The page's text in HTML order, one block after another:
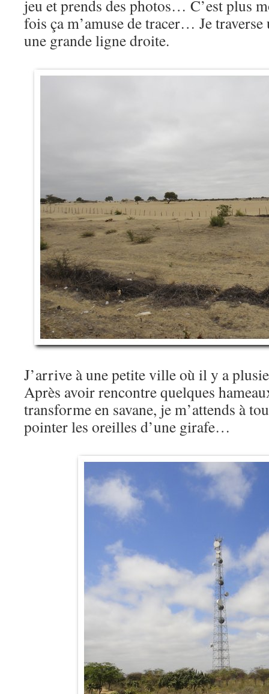
jeu et prends des photos… C’est plus
fois ça m’amuse de tracer… Je
une grande ligne droite.
J’arrive à une petite ville où il y a
Après avoir rencontre quelques
transforme en savane, je m’attends à
pointer les oreilles d’une girafe…